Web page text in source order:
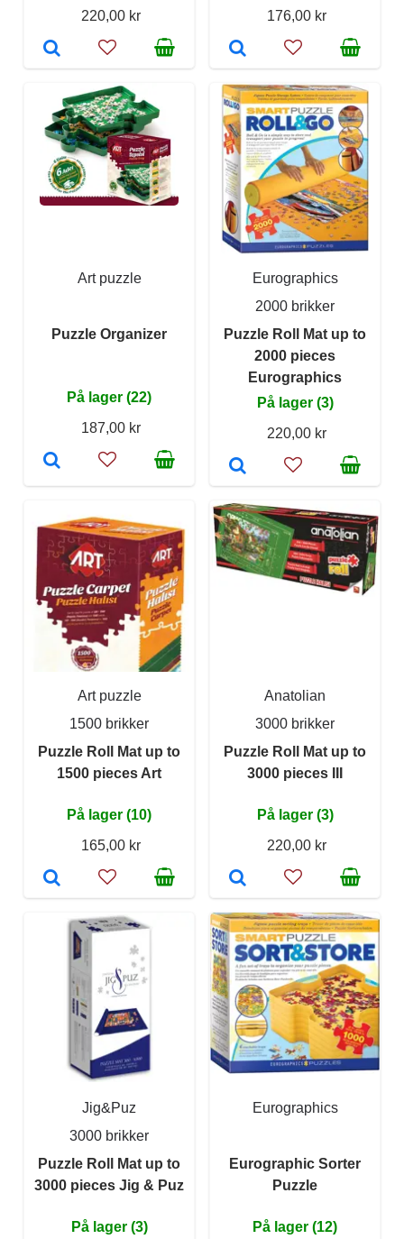
220,00 kr 176,00 kr
Art puzzle
Puzzle Organizer
På lager (22)
187,00 kr
Eurographics
2000 brikker
Puzzle Roll Mat up to
2000 pieces
Eurographics
På lager (3)
220,00 kr
Art puzzle
1500 brikker
Puzzle Roll Mat up to
1500 pieces Art
På lager (10)
165,00 kr
Anatolian
3000 brikker
Puzzle Roll Mat up to
3000 pieces III
På lager (3)
220,00 kr
Jig&Puz
3000 brikker
Puzzle Roll Mat up to
3000 pieces Jig & Puz
På lager (3)
Eurographics
Eurographic Sorter
Puzzle
På lager (12)